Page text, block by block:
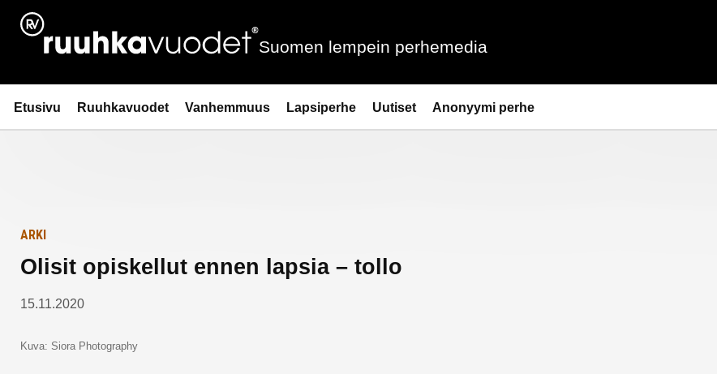
Siirry
sisältöön
Ruuhkavuodet.fi
Suomen lempein perhemedia
Etusivu Ruuhkavuodet Vanhemmuus Lapsiperhe Uutiset Anonyymi perhe
Etusivulle
ARKI
Olisit opiskellut ennen lapsia – tollo
15.11.2020
Kuva: Siora Photography